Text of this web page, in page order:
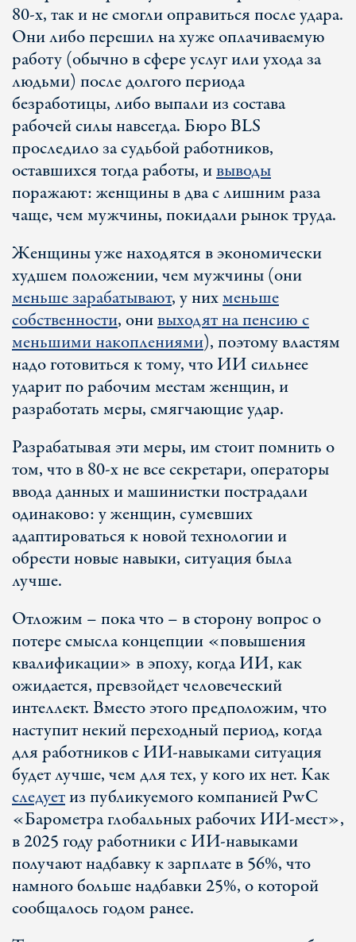
80-х, так и не смогли оправиться после удара.
Они либо перешил на хуже оплачиваемую
работу (обычно в сфере услуг или ухода за
людьми) после долгого периода
безработицы, либо выпали из состава
рабочей силы навсегда. Бюро BLS
проследило за судьбой работников,
оставшихся тогда работы, ивыводы
поражают: женщины в два с лишним раза
чаще, чем мужчины, покидали рынок труда.
Женщины уже находятся в экономически
худшем положении, чем мужчины (они
меньше зарабатывают, у нихменьше
собственности, онивыходят на пенсию с
меньшими накоплениями), поэтому властям
надо готовиться к тому, что ИИ сильнее
ударит по рабочим местам женщин, и
разработать меры, смягчающие удар.
Разрабатывая эти меры, им стоит помнить о
том, что в 80-х не все секретари, операторы
ввода данных и машинистки пострадали
одинаково: у женщин, сумевших
адаптироваться к новой технологии и
обрести новые навыки, ситуация была
лучше.
Отложим – пока что – в сторону вопрос о
потере смысла концепции «повышения
квалификации» в эпоху, когда ИИ, как
ожидается, превзойдет человеческий
интеллект. Вместо этого предположим, что
наступит некий переходный период, когда
для работников с ИИ-навыками ситуация
будет лучше, чем для тех, у кого их нет. Как
следуетиз публикуемого компанией PwC
«Барометра глобальных рабочих ИИ-мест»,
в 2025 году работники с ИИ-навыками
получают надбавку к зарплате в 56%, что
намного больше надбавки 25%, о которой
сообщалось годом ранее.